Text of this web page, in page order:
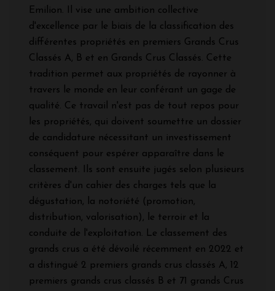
Emilion. Il vise une ambition collective
d'excellence par le biais de la classification des
différentes propriétés en premiers Grands Crus
Classés A, B et en Grands Crus Classés. Cette
tradition permet aux propriétés de rayonner à
travers le monde en leur conférant un gage de
qualité. Ce travail n'est pas de tout repos pour
les propriétés, qui doivent soumettre un dossier
de candidature nécessitant un investissement
conséquent pour espérer apparaître dans le
classement. Ils sont ensuite jugés selon plusieurs
critères d'un cahier des charges tels que la
dégustation, la notoriété (promotion,
distribution, valorisation), le terroir et la
conduite de l'exploitation. Le classement des
grands crus a été dévoilé récemment en 2022 et
a distingué 2 premiers grands crus classés A, 12
premiers grands crus classés B et 71 grands Crus